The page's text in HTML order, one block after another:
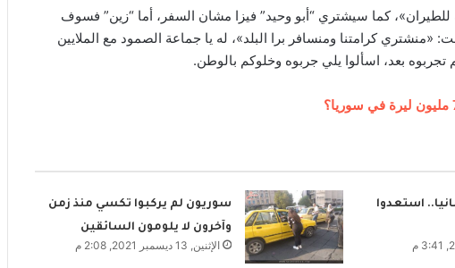
كما سيشتري “أبو وحيد” فيزا مشان السفر، أما “زين” فسوف
«منشتري كرامتنا ومنسافر برا البلد»، له يا جماعة الصمود مع الملايين
بعد، اسألوا يلي جربوه وخلوكم بالوطن.
استعدوا
سوريون لم يركبوا تكسي منذ زمن
وآخرون لا يلومون السائقين
الإثنين, 13 ديسمبر 2021, 2:08 م